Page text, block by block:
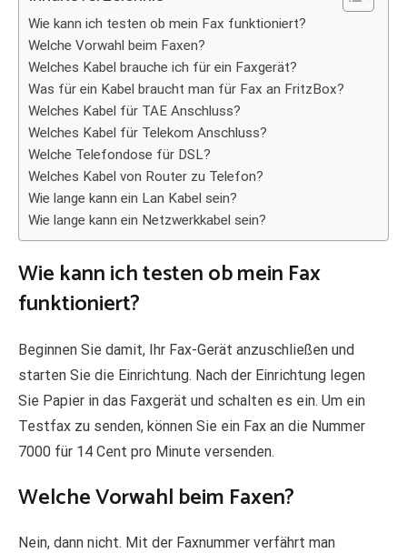
Wie kann ich testen ob mein Fax funktioniert?
Welche Vorwahl beim Faxen?
Welches Kabel brauche ich für ein Faxgerät?
Was für ein Kabel braucht man für Fax an FritzBox?
Welches Kabel für TAE Anschluss?
Welches Kabel für Telekom Anschluss?
Welche Telefondose für DSL?
Welches Kabel von Router zu Telefon?
Wie lange kann ein Lan Kabel sein?
Wie lange kann ein Netzwerkkabel sein?
Wie kann ich testen ob mein Fax
funktioniert?
Beginnen Sie damit, Ihr Fax-Gerät anzuschließen und
starten Sie die Einrichtung. Nach der Einrichtung legen
Sie Papier in das Faxgerät und schalten es ein. Um ein
Testfax zu senden, können Sie ein Fax an die Nummer
7000 für 14 Cent pro Minute versenden.
Welche Vorwahl beim Faxen?
Nein, dann nicht. Mit der Faxnummer verfährt man